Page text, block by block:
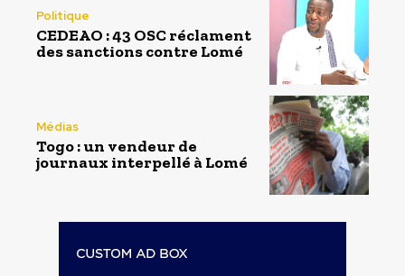
Politique
CEDEAO : 43 OSC réclament
des sanctions contre Lomé
Médias
Togo : un vendeur de
journaux interpellé à Lomé